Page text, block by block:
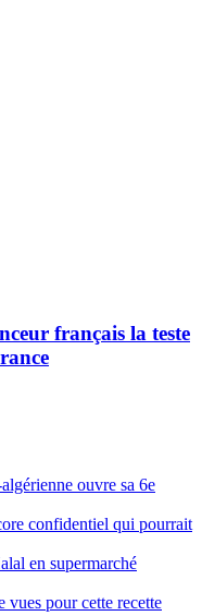
français la teste
ouvre sa 6e
confidentiel qui pourrait
en supermarché
vues pour cette recette